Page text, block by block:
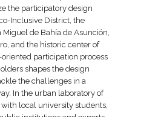
the participatory design
Inclusive District, the
Miguel de Bahía de Asunción,
and the historic center of
participation process
shapes the design
the challenges in a
In the urban laboratory of
local university students,